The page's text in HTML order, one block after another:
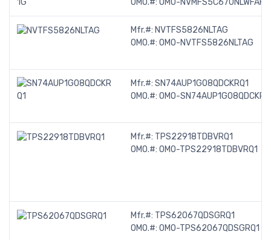
OMO.#: OMO-
Mfr.#: NVTFS5826NLTAG
OMO.#: OMO-NVTFS5826NLTAG
Mfr.#: SN74AUP1G08QDCKRQ1
OMO.#: OMO-
Mfr.#: TPS22918TDBVRQ1
OMO.#: OMO-TPS22918TDBVRQ1
Mfr.#: TPS62067QDSGRQ1
OMO.#: OMO-TPS62067QDSGRQ1